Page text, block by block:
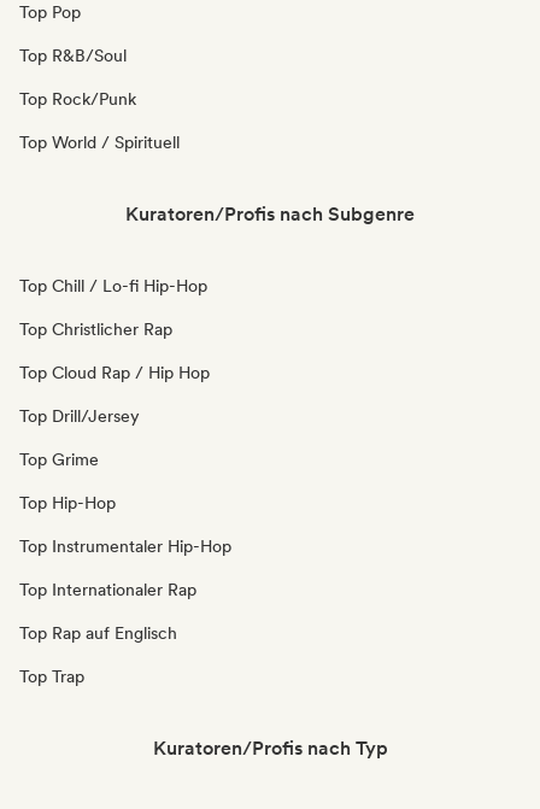
Top Pop
Top R&B/Soul
Top Rock/Punk
Top World / Spirituell
Kuratoren/Profis nach Subgenre
Top Chill / Lo-fi Hip-Hop
Top Christlicher Rap
Top Cloud Rap / Hip Hop
Top Drill/Jersey
Top Grime
Top Hip-Hop
Top Instrumentaler Hip-Hop
Top Internationaler Rap
Top Rap auf Englisch
Top Trap
Kuratoren/Profis nach Typ